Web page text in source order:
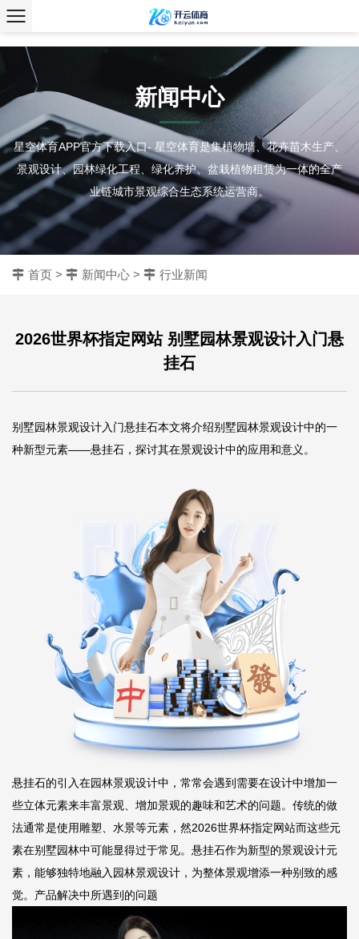
、
新闻中心
星空体育APP官方下载入口- 星空体育是集植物墙、花卉苗木生产、
景观设计、园林绿化工程、绿化养护、盆栽植物租赁为一体的全产
业链城市景观综合生态系统运营商。
首页 > 新闻中心 > 行业新闻
2026世界杯指定网站 别墅园林景观设计入门悬
挂石
别墅园林景观设计入门悬挂石本文将介绍别墅园林景观设计中的一
种新型元素——悬挂石，探讨其在景观设计中的应用和意义。
悬挂石的引入在园林景观设计中，常常会遇到需要在设计中增加一
些立体元素来丰富景观、增加景观的趣味和艺术的问题。传统的做
法通常是使用雕塑、水景等元素，然2026世界杯指定网站而这些元
素在别墅园林中可能显得过于常见。悬挂石作为新型的景观设计元
素，能够独特地融入园林景观设计，为整体景观增添一种别致的感
觉。产品解决中所遇到的问题